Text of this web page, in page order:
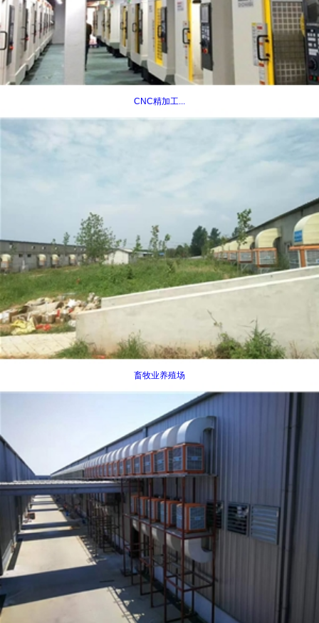
CNC精加工...
畜牧业养殖场